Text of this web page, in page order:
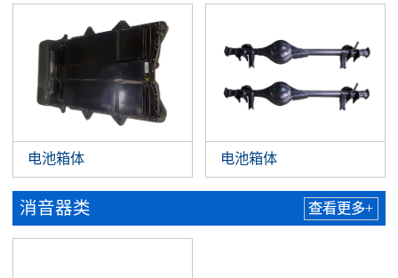
电池箱体 电池箱体
消音器类 查看更多+